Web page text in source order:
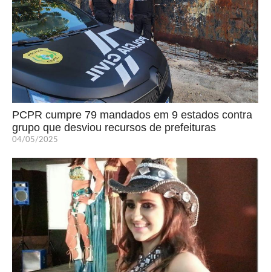
PCPR cumpre 79 mandados em 9 estados contra
grupo que desviou recursos de prefeituras
04/05/2025